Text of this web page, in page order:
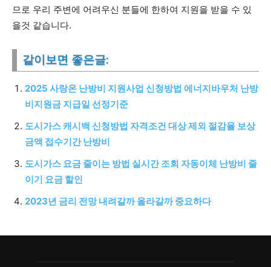
므로 우리 주변에 어려우신 분들에 한하여 지원을 받을 수 있
을것 같습니다.
같이보면 좋은글:
2025 사랑온 난방비 지원사업 신청방법 에너지바우처 난방
비지원금 지급일 선정기준
도시가스 캐시백 신청방법 자격조건 대상 제외 절감율 보상
금액 접수기간 난방비
도시가스 요금 줄이는 방법 실시간 조회 자동이체 난방비 줄
이기 요금 할인
2023년 금리 전망 내려갈까 올라갈까 중요하다